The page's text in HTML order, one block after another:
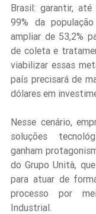
Brasil: garantir,
99% da
ampliar de 53,2%
de coleta e
viabilizar essas
país precisará de
dólares em
Nesse cenário,
soluções
ganham
do Grupo Unità,
para atuar de
processo por
Industrial.